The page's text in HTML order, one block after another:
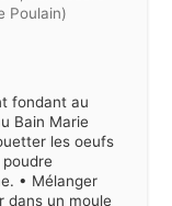
Poulain)
fondant au
Bain Marie
les oeufs
• Mélanger
dans un moule